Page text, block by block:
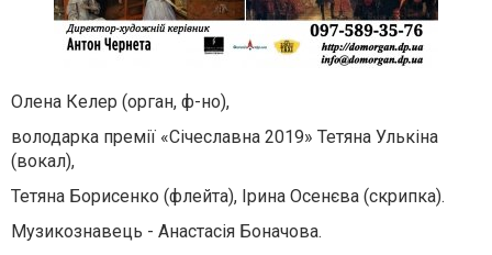
Олена Келер (орган, ф-но),
володарка премії «Січеславна 2019» Тетяна Улькіна
(вокал),
Тетяна Борисенко (флейта), Ірина Осенєва (скрипка).
Музикознавець - Анастасія Боначова.